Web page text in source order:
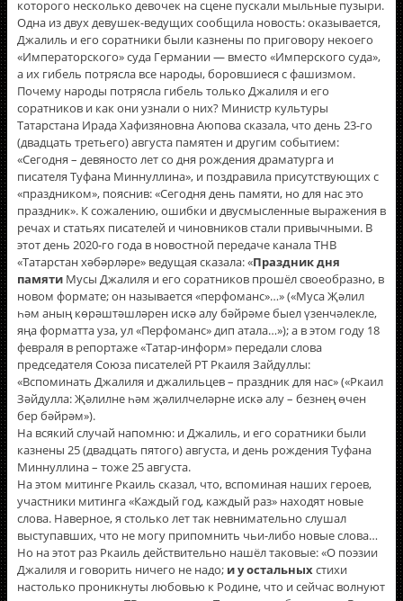
которого несколько девочек на сцене пускали мыльные пузыри.
Одна из двух девушек-ведущих сообщила новость: оказывается,
Джалиль и его соратники были казнены по приговору некоего
«Императорского» суда Германии — вместо «Имперского суда»,
а их гибель потрясла все народы, боровшиеся с фашизмом.
Почему народы потрясла гибель только Джалиля и его
соратников и как они узнали о них? Министр культуры
Татарстана Ирада Хафизяновна Аюпова сказала, что день 23-го
(двадцать третьего) августа памятен и другим событием:
«Сегодня – девяносто лет со дня рождения драматурга и
писателя Туфана Миннуллина», и поздравила присутствующих с
«праздником», пояснив: «Сегодня день памяти, но для нас это
праздник». К сожалению, ошибки и двусмысленные выражения в
речах и статьях писателей и чиновников стали привычными. В
этот день 2020-го года в новостной передаче канала ТНВ
«Татарстан хәбәрләре» ведущая сказала: «Праздник дня
памятиМусы Джалиля и его соратников прошёл своеобразно, в
новом формате; он называется «перфоманс»…» («Муса Җәлил
һәм аның көрәштәшләрен искә алу бәйрәме быел үзенчәлекле,
яңа форматта уза, ул «Перфоманс» дип атала…»); а в этом году 18
февраля в репортаже «Татар-информ» передали слова
председателя Союза писателей РТ Ркаиля Зайдуллы:
«Вспоминать Джалиля и джалильцев – праздник для нас» («Ркаил
Зәйдулла: Җәлилне һәм җәлилчеләрне искә алу – безнең өчен
бер бәйрәм»).
На всякий случай напомню: и Джалиль, и его соратники были
казнены 25 (двадцать пятого) августа, и день рождения Туфана
Миннуллина – тоже 25 августа.
На этом митинге Ркаиль сказал, что, вспоминая наших героев,
участники митинга «Каждый год, каждый раз» находят новые
слова. Наверное, я столько лет так невнимательно слушал
выступавших, что не могу припомнить чьи-либо новые слова…
Но на этот раз Ркаиль действительно нашёл таковые: «О поэзии
Джалиля и говорить ничего не надо; и у остальныхстихи
настолько проникнуты любовью к Родине, что и сейчас волнуют